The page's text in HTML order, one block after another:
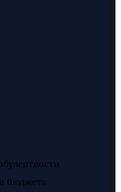
бюджета